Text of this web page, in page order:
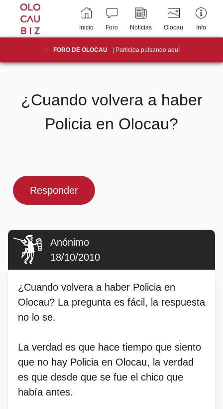
Inicio Foro Noticias Olocau Info
FORO DE OLOCAU | Participa pulsando aquí
¿Cuando volvera a haber
Policia en Olocau?
Responder
Anónimo
18/10/2010
¿Cuando volvera a haber Policia en
Olocau? La pregunta es fácil, la respuesta
no lo se.
La verdad es que hace tiempo que siento
que no hay Policia en Olocau, la verdad
es que desde que se fue el chico que
había antes.